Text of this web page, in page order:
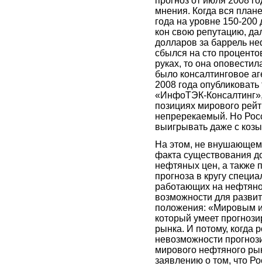
мнения. Когда вся
года на уровне 150-200
кон свою репутацию,
долларов за баррель
сбылся на сто
руках, то она
было консалтинговое
2008 года
«ИнфоТЭК-
позициях мирового
непререкаемый. Но
выигрывать даже с
На этом, не внушающем
факта существования
нефтяных цен, а также
прогноза в кругу
работающих на
возможности для
положения: «Мировым
который умеет
рынка. И потому, когда
невозможности
мирового нефтяного
заявлению о том, что